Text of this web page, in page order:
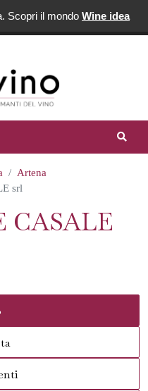
Scopri il mondo Wine idea
Artena
srl
CASALE